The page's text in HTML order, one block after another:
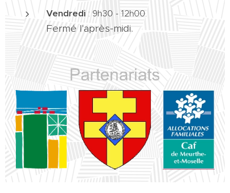
Vendredi : 9h30 - 12h00.
Fermé l'après-midi.